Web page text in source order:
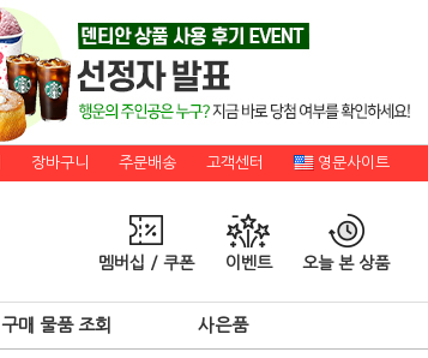
장바구니 주문배송 고객센터 영문사이트
멤버십 / 쿠폰 이벤트 오늘 본 상품
구매 물품 조회 사은품